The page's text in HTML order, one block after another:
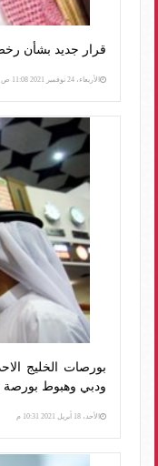
قرار جديد بشأن
الأربعاء، 24 نوفمبر 2021 11:08 ص
بورصات الخليج
ودبي وهبوط بورصة
الأحد، 18 أبريل 2021 10:31 م